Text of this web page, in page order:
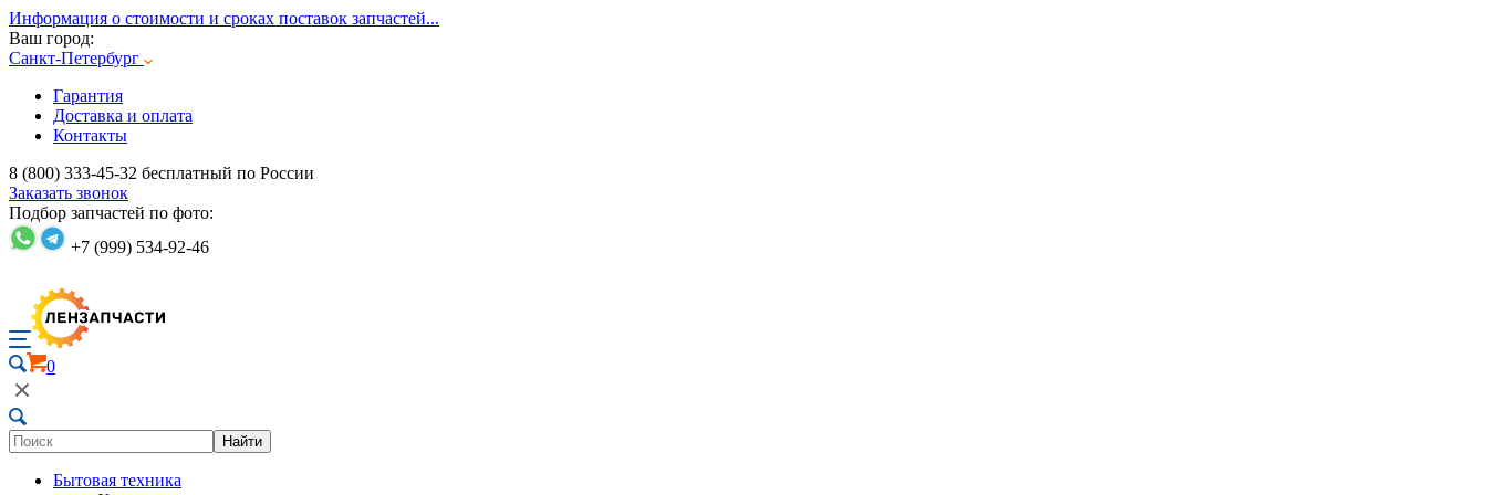
Информация о стоимости и сроках поставок запчастей...
Ваш город:
Санкт-Петербург
Гарантия
Доставка и оплата
Контакты
8 (800) 333-45-32 бесплатный по России
Заказать звонок
Подбор запчастей по фото:
+7 (999) 534-92-46
0
Найти
Бытовая техника